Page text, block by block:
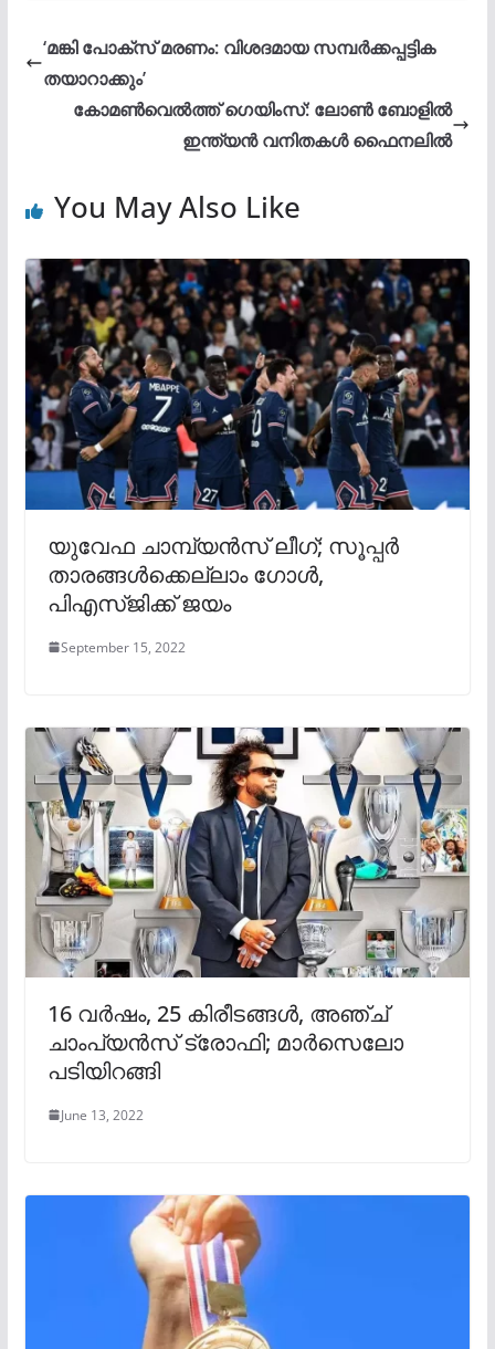
‘മങ്കി പോക്സ് മരണം: വിശദമായ സമ്പര്‍ക്കപ്പട്ടിക
തയാറാക്കും’
കോമണ്‍വെല്‍ത്ത് ഗെയിംസ്: ലോണ്‍ ബോളില്‍
ഇന്ത്യന്‍ വനിതകള്‍ ഫൈനലിൽ
You May Also Like
യുവേഫ ചാമ്പ്യൻസ് ലീഗ്; സൂപ്പർ
താരങ്ങൾക്കെല്ലാം ഗോൾ,
പിഎസ്‌ജിക്ക് ജയം
September 15, 2022
16 വര്‍ഷം, 25 കിരീടങ്ങള്‍, അഞ്ച്
ചാംപ്യന്‍സ് ട്രോഫി; മാര്‍സെലോ
പടിയിറങ്ങി
June 13, 2022